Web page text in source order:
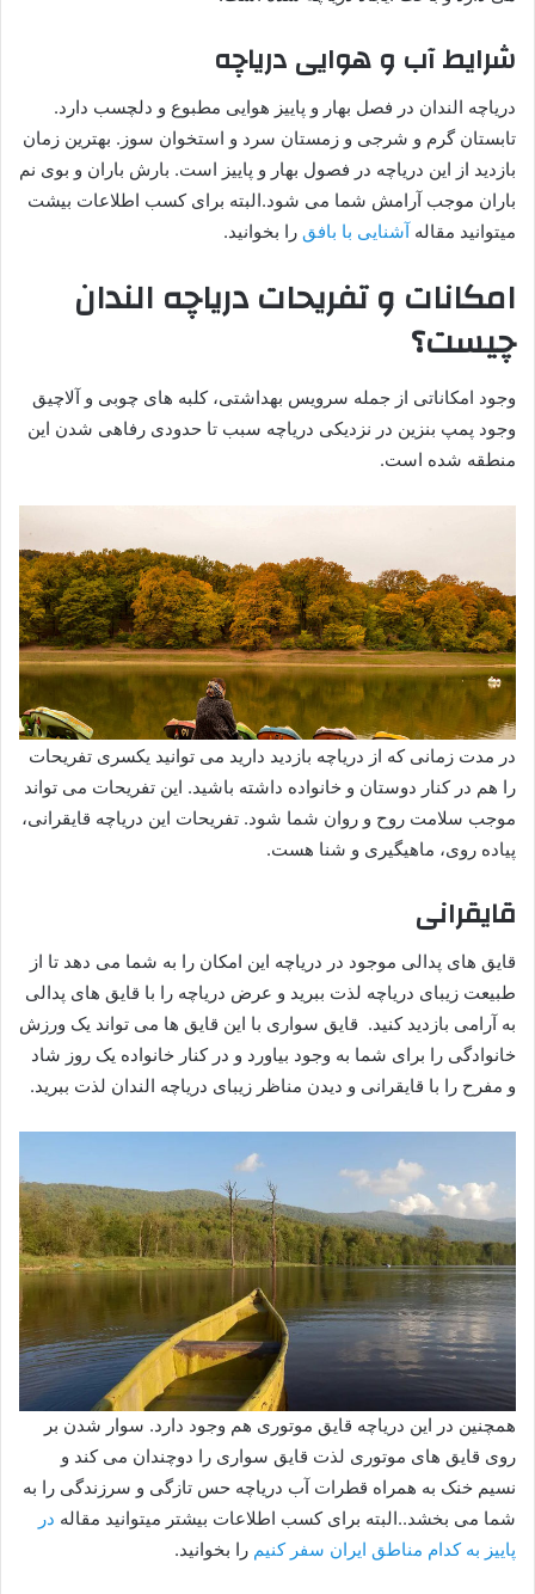
شرایط آب و هوایی دریاچه
دریاچه الندان در فصل بهار و پاییز هوایی مطبوع و دلچسب دارد.
تابستان گرم و شرجی و زمستان سرد و استخوان سوز. بهترین زمان
بازدید از این دریاچه در فصول بهار و پاییز است. بارش باران و بوی نم
باران موجب آرامش شما می شود.البته برای کسب اطلاعات بیشت
میتوانید مقاله آشنایی با بافق را بخوانید.
امکانات و تفریحات دریاچه الندان
چیست؟
وجود امکاناتی از جمله سرویس بهداشتی، کلبه های چوبی و آلاچیق
وجود پمپ بنزین در نزدیکی دریاچه سبب تا حدودی رفاهی شدن این
منطقه شده است.
در مدت زمانی که از دریاچه بازدید دارید می توانید یکسری تفریحات
را هم در کنار دوستان و خانواده داشته باشید. این تفریحات می تواند
موجب سلامت روح و روان شما شود. تفریحات این دریاچه قایقرانی،
پیاده روی، ماهیگیری و شنا هست.
قایقرانی
قایق های پدالی موجود در دریاچه این امکان را به شما می دهد تا از
طبیعت زیبای دریاچه لذت ببرید و عرض دریاچه را با قایق های پدالی
به آرامی بازدید کنید. قایق سواری با این قایق ها می تواند یک ورزش
خانوادگی را برای شما به وجود بیاورد و در کنار خانواده یک روز شاد
و مفرح را با قایقرانی و دیدن مناظر زیبای دریاچه الندان لذت ببرید.
همچنین در این دریاچه قایق موتوری هم وجود دارد. سوار شدن بر
روی قایق های موتوری لذت قایق سواری را دوچندان می کند و
نسیم خنک به همراه قطرات آب دریاچه حس تازگی و سرزندگی را به
شما می بخشد..البته برای کسب اطلاعات بیشتر میتوانید مقاله در
پاییز به کدام مناطق ایران سفر کنیم را بخوانید.